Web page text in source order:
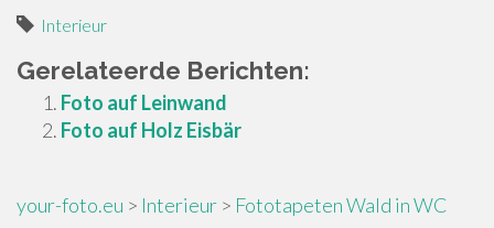
Interieur
Gerelateerde Berichten:
Foto auf Leinwand
Foto auf Holz Eisbär
your-foto.eu > Interieur > Fototapeten Wald in WC